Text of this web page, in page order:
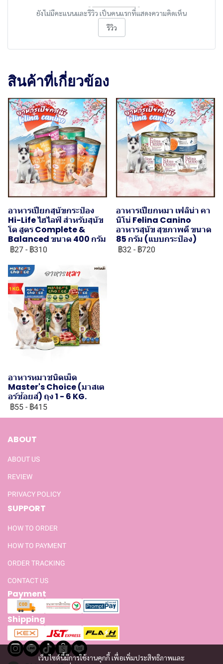
ยังไม่มีคะแนนและรีวิว เป็นคนแรกที่แสดงความคิดเห็น
รีวิว
สินค้าที่เกี่ยวข้อง
อาหารเปียกสุนัขกระป๋อง
Hi-Life ไฮไลฟ์ สำหรับสุนัข
โต สูตร Complete &
Balanced ขนาด 400 กรัม
฿27 - ฿310
อาหารเปียกหมา เฟลิน่า คา
นิโน่ Felina Canino
อาหารสุนัข สุขภาพดี ขนาด
85 กรัม (แบบกระป๋อง)
฿32 - ฿720
อาหารหมาชนิดเม็ด
Master's Choice (มาสเต
อร์ช้อยส์) ถุง 1 - 6 KG.
฿55 - ฿415
เว็บไซต์นี้มีการใช้งานคุกกี้ เพื่อเพิ่มประสิทธิภาพและ
ABOUT
ABOUT US
REVIEW
PRIVACY POLICY
SUPPORT
HOW TO ORDER
HOW TO PAYMENT
ORDER TRACKING
CONTACT US
Payment
Shipping